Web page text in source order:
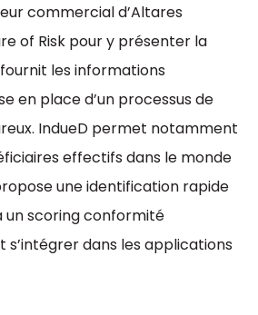
commercial d’Altares
of Risk pour y présenter la
les informations
en place d’un processus de
IndueD permet notamment
effectifs dans le monde
une identification rapide
un scoring conformité
dans les applications